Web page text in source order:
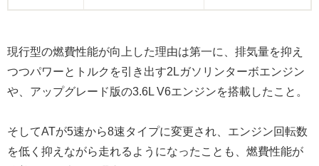
現行型の燃費性能が向上した理由は第一に、排気量を抑え
つつパワーとトルクを引き出す2Lガソリンターボエンジン
や、アップグレード版の3.6L V6エンジンを搭載したこと。
そしてATが5速から8速タイプに変更され、エンジン回転数
を低く抑えながら走れるようになったことも、燃費性能が